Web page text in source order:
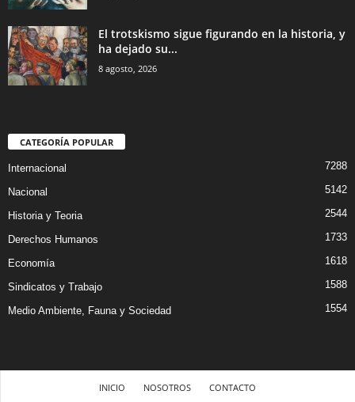
El trotskismo sigue figurando en la historia, y
ha dejado su...
8 agosto, 2026
CATEGORÍA POPULAR
Internacional 7288
Nacional 5142
Historia y Teoria 2544
Derechos Humanos 1733
Economía 1618
Sindicatos y Trabajo 1588
Medio Ambiente, Fauna y Sociedad 1554
INICIO NOSOTROS CONTACTO